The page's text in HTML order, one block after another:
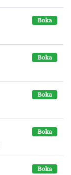
Boka
Boka
Boka
Boka
Boka